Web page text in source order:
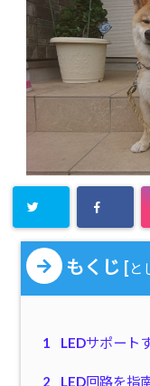
もくじ [と
1 LEDサポート
2 LED回路を指